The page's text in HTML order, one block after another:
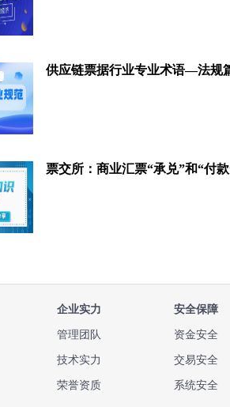
供应链票据行业专业术语—法规
企业实力
管理团队
技术实力
荣誉资质
安全保障
资金安全
交易安全
系统安全